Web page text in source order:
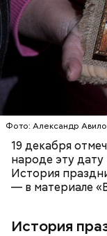
Фото: Александр
19 декабря
народе эту
История
— в материале
История
ПРАВОСЛАВИЕ
ХРИСТИАНСТВО